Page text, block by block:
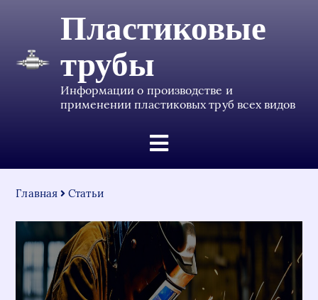
Пластиковые
трубы
Информации о производстве и
применении пластиковых труб всех видов
Главная Статьи